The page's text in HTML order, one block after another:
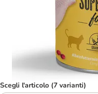
Scegli l'articolo (7 varianti)